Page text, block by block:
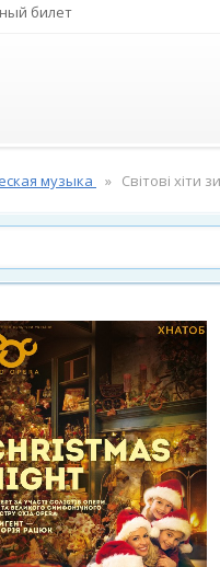
билет
музыка Світові хіти